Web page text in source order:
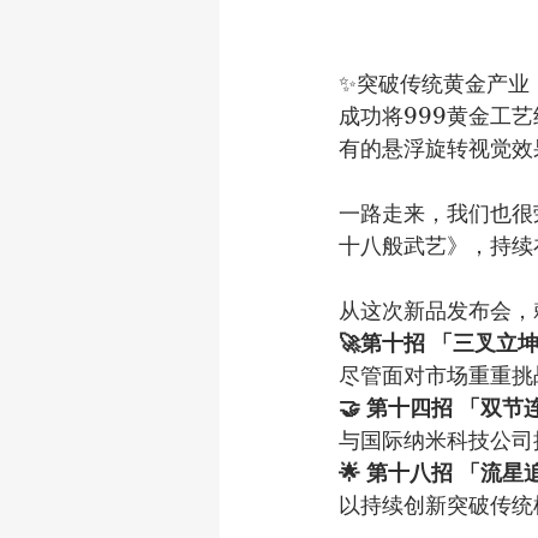
✨突破传统黄金产业
成功将999黄金工艺
有的悬浮旋转视觉
一路走来，我们也
十八般武艺》，持
从这次新品发布会
🚀第十招 「三叉立
尽管面对市场重重
🤝 第十四招 「双节
与国际纳米科技公
🌟 第十八招 「流星
以持续创新突破传